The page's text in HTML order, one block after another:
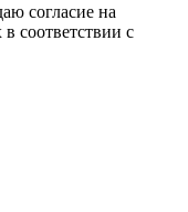
согласие на
соответствии с